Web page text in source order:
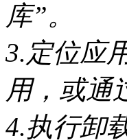
库”。
3.定位应
用，或通
4.执行卸